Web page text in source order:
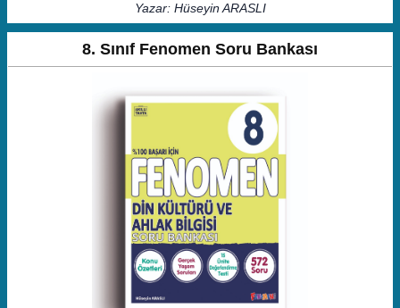
Yazar: Hüseyin ARASLI
8. Sınıf Fenomen Soru Bankası